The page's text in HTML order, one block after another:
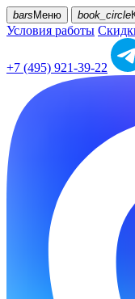
bars Меню book_circle
Условия работы
+7 (495) 921-39-22